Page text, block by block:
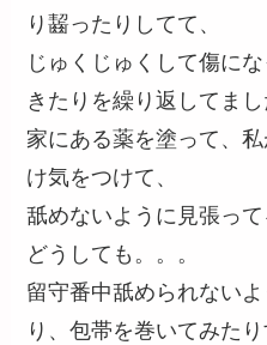
り齧ったりしてて、
じゅくじゅくして傷に
きたりを繰り返してまし
家にある薬を塗って、
け気をつけて、
舐めないように見張っ
どうしても。。。
留守番中舐められない
り、包帯を巻いてみたり